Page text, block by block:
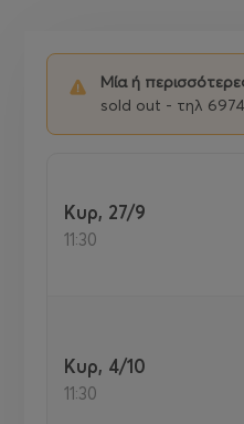
Μία ή
sold out - τηλ
Κυρ, 27/9
11:30
Κυρ, 4/10
11:30